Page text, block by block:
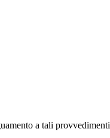
a tali provvedimenti